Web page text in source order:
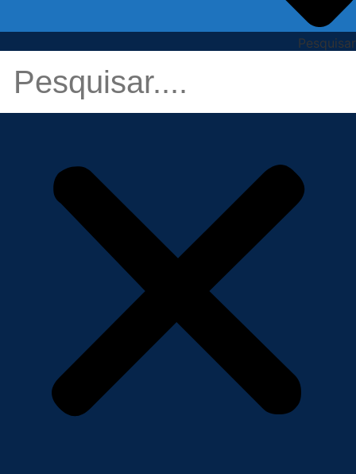
Pesquisar